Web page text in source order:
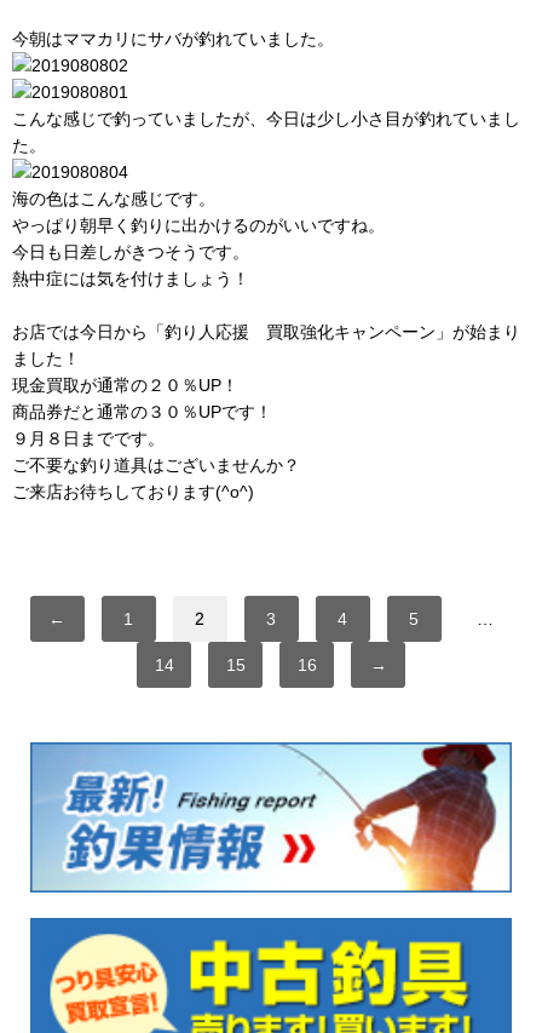
今朝はママカリにサバが釣れていました。
こんな感じで釣っていましたが、今日は少し小さ目が釣れていまし
た。
海の色はこんな感じです。
やっぱり朝早く釣りに出かけるのがいいですね。
今日も日差しがきつそうです。
熱中症には気を付けましょう！
お店では今日から「釣り人応援 買取強化キャンペーン」が始まり
ました！
現金買取が通常の２０％UP！
商品券だと通常の３０％UPです！
９月８日までです。
ご不要な釣り道具はございませんか？
ご来店お待ちしております(^o^)
← 1 2 3 4 5
14 15 16 →